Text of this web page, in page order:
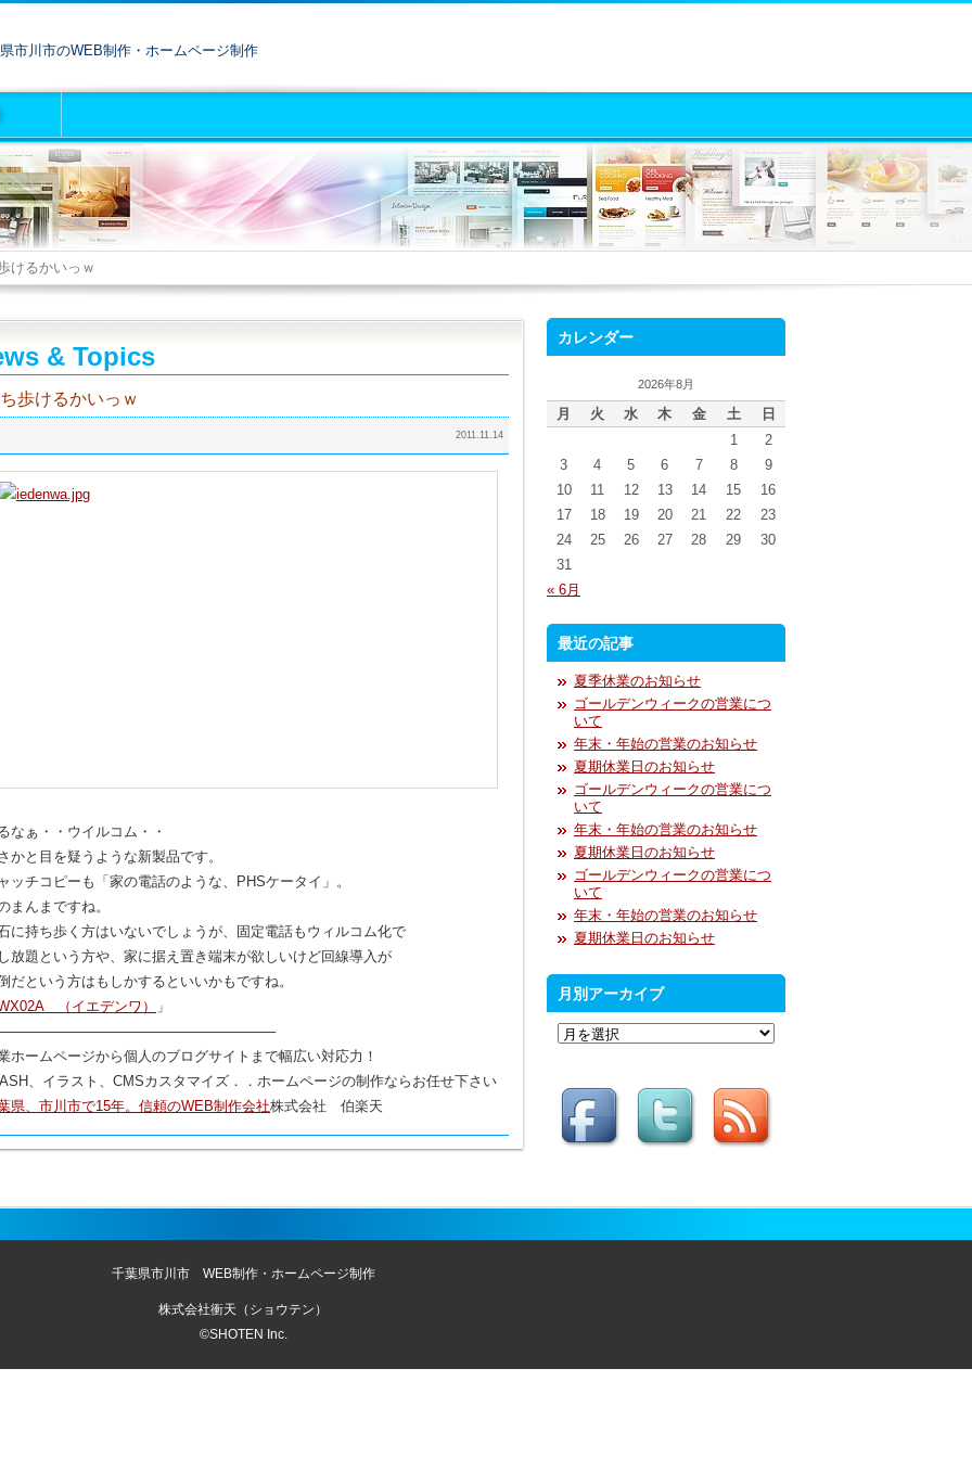
市川市のWEB制作・ホームページ制作
けるかいっｗ
& Topics
歩けるかいっｗ
2011.11.14
なぁ・・ウイルコム・・
かと目を疑うような新製品です。
ッチコピーも「家の電話のような、PHSケータイ」。
まんまですね。
に持ち歩く方はいないでしょうが、固定電話もウィルコム化で
放題という方や、家に据え置き端末が欲しいけど回線導入が
だという方はもしかするといいかもですね。
（イエデンワ）
」
ホームページから個人のブログサイトまで幅広い対応力！
、イラスト、CMSカスタマイズ．．ホームページの制作ならお任せ下さい
県、市川市で15年。信頼のWEB制作会社株式会社 伯楽天
カレンダー
2026年8月
月 火 水 木 金 土
日
1
2
3
4 5 6 7 8
9
10
11 12 13 14 15
16
17
18 19 20 21 22
23
24
25 26 27 28 29
30
31
« 6月
最近の記事
夏季休業のお知らせ
ゴールデンウィークの営業につ
いて
年末・年始の営業のお知らせ
夏期休業日のお知らせ
ゴールデンウィークの営業につ
いて
年末・年始の営業のお知らせ
夏期休業日のお知らせ
ゴールデンウィークの営業につ
いて
年末・年始の営業のお知らせ
夏期休業日のお知らせ
月別アーカイブ
千葉県市川市 WEB制作・ホームページ制作
株式会社衝天（ショウテン）
©SHOTEN Inc.